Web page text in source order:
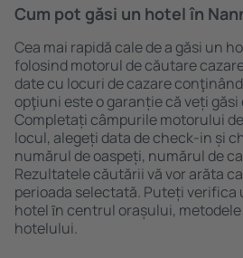
Cum pot găsi un hotel în
Cea mai rapidă cale de a găsi un
folosind motorul de căutare
date cu locuri de cazare
opţiuni este o garanție că veți
Completați câmpurile motorului
locul, alegeți data de check-in și
numărul de oaspeți, numărul de
Rezultatele căutării vă vor arăta
perioada selectată. Puteți verifica
hotel ȋn centrul orașului,
hotelului.